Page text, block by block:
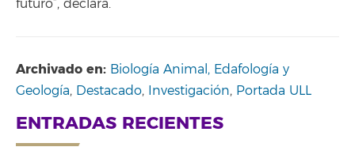
futuro”, declara.
Archivado en: Biología Animal, Edafología y
Geología, Destacado, Investigación, Portada ULL
ENTRADAS RECIENTES